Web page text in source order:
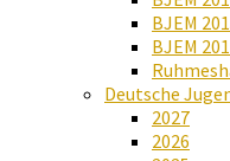
BJEM
BJEM
Deutsche
2027
2026